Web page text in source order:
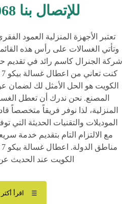
للإتصال بنا 96010068
تعتبر الأجهزة المنزلية العمود
وتأتي الغسالات على رأس هذه
شركة الجنرال كاسم رائد في تقديم
الكويت هو الحل الأمثل لك لضمان
المصنع. نحن ندرك أن تعطل
المنزلية، لذا نوفر فريقاً متخصصاً
الموديلات والتقنيات الحديثة التي
مع الالتزام التام بتقديم خدمة
الكويت عند الحديث
اقرأ أكثر